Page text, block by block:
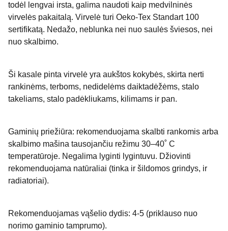
todėl lengvai irsta, galima naudoti kaip medvilninės
virvelės pakaitalą. Virvelė turi Oeko-Tex Standart 100
sertifikatą. Nedažo, neblunka nei nuo saulės šviesos, nei
nuo skalbimo.
Ši kasale pinta virvelė yra aukštos kokybės, skirta nerti
rankinėms, terboms, nedidelėms daiktadėžėms, stalo
takeliams, stalo padėkliukams, kilimams ir pan.
Gaminių priežiūra: rekomenduojama skalbti rankomis arba
skalbimo mašina tausojančiu režimu 30–40˚ C
temperatūroje. Negalima lyginti lygintuvu. Džiovinti
rekomenduojama natūraliai (tinka ir šildomos grindys, ir
radiatoriai).
Rekomenduojamas vąšelio dydis: 4-5 (priklauso nuo
norimo gaminio tamprumo).